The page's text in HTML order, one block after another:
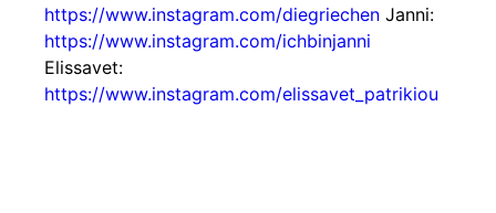
https://www.instagram.com/diegriechen Janni:
https://www.instagram.com/ichbinjanni
Elissavet:
https://www.instagram.com/elissavet_patrikiou